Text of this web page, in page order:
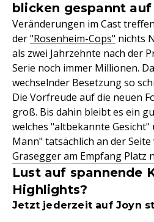
blicken gespannt
Veränderungen im Cast
der"Rosenheim-Cops" nichts
als zwei Jahrzehnte nach der
Serie noch immer Millionen.
wechselnder Besetzung so
Die Vorfreude auf die neuen
groß. Bis dahin bleibt es ein
welches "altbekannte
Mann" tatsächlich an der
Grasegger am Empfang Platz
Lust auf spannende
Highlights?
Jetzt jederzeit auf Joyn